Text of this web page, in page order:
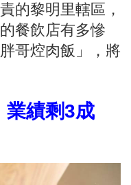
的黎明里轄區，
餐飲店有多慘
哥焢肉飯」，將
績剩3成